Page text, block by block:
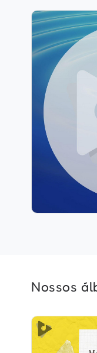
Nossos